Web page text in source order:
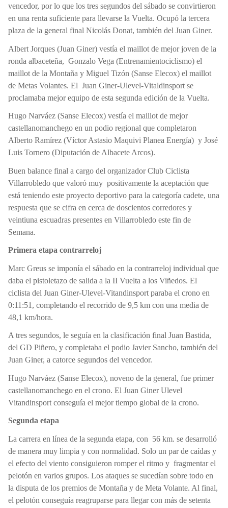
vencedor, por lo que los tres segundos del sábado se convirtieron
en una renta suficiente para llevarse la Vuelta. Ocupó la tercera
plaza de la general final Nicolás Donat, también del Juan Giner.
Albert Jorques (Juan Giner) vestía el maillot de mejor joven de la
ronda albaceteña, Gonzalo Vega (Entrenamientociclismo) el
maillot de la Montaña y Miguel Tizón (Sanse Elecox) el maillot
de Metas Volantes. El Juan Giner-Ulevel-Vitaldinsport se
proclamaba mejor equipo de esta segunda edición de la Vuelta.
Hugo Narváez (Sanse Elecox) vestía el maillot de mejor
castellanomanchego en un podio regional que completaron
Alberto Ramírez (Víctor Astasio Maquivi Planea Energía) y José
Luis Tornero (Diputación de Albacete Arcos).
Buen balance final a cargo del organizador Club Ciclista
Villarrobledo que valoró muy positivamente la aceptación que
está teniendo este proyecto deportivo para la categoría cadete, una
respuesta que se cifra en cerca de doscientos corredores y
veintiuna escuadras presentes en Villarrobledo este fin de
Semana.
Primera etapa contrarreloj
Marc Greus se imponía el sábado en la contrarreloj individual que
daba el pistoletazo de salida a la II Vuelta a los Viñedos. El
ciclista del Juan Giner-Ulevel-Vitandinsport paraba el crono en
0:11:51, completando el recorrido de 9,5 km con una media de
48,1 km/hora.
A tres segundos, le seguía en la clasificación final Juan Bastida,
del GD Piñero, y completaba el podio Javier Sancho, también del
Juan Giner, a catorce segundos del vencedor.
Hugo Narváez (Sanse Elecox), noveno de la general, fue primer
castellanomanchego en el crono. El Juan Giner Ulevel
Vitandinsport conseguía el mejor tiempo global de la crono.
Segunda etapa
La carrera en línea de la segunda etapa, con 56 km. se desarrolló
de manera muy limpia y con normalidad. Solo un par de caídas y
el efecto del viento consiguieron romper el ritmo y fragmentar el
pelotón en varios grupos. Los ataques se sucedían sobre todo en
la disputa de los premios de Montaña y de Meta Volante. Al final,
el pelotón conseguía reagruparse para llegar con más de setenta